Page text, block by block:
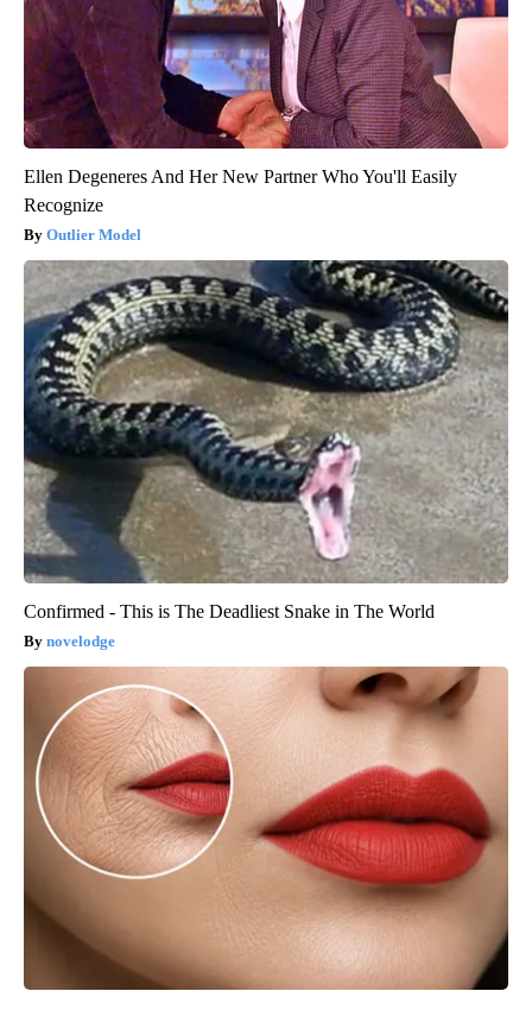
Ellen Degeneres And Her New Partner Who You'll Easily
Recognize
Outlier Model
Confirmed - This is The Deadliest Snake in The World
novelodge